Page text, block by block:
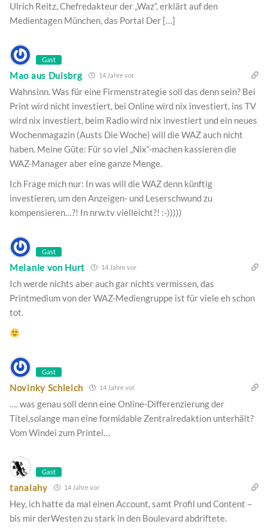
Ulrich Reitz, Chefredakteur der „Waz“, erklärt auf den
Medientagen München, das Portal Der […]
Gast
Mao aus Duisbrg 14 Jahre vor
Wahnsinn. Was für eine Firmenstrategie soll das denn sein? Bei
Print wird nicht investiert, bei Online wird nix investiert, ins TV
wird nix investiert, beim Radio wird nix investiert und ein neues
Wochenmagazin (Austs Die Woche) will die WAZ auch nicht
haben. Meine Güte: Für so viel „Nix“-machen kassieren die
WAZ-Manager aber eine ganze Menge.
Ich Frage mich nur: In was will die WAZ denn künftig
investieren, um den Anzeigen- und Leserschwund zu
kompensieren…?! In nrw.tv vielleicht?! :-)))))
Gast
Melanie von Hurt 14 Jahre vor
Ich werde nichts aber auch gar nichts vermissen, das
Printmedium von der WAZ-Mediengruppe ist für viele eh schon
tot.
Gast
Novinky Schleich 14 Jahre vor
…. was genau soll denn eine Online-Differenzierung der
Titel,solange man eine formidable Zentralredaktion unterhält?
Vom Windei zum Printei…
Gast
tanalahy 14 Jahre vor
Hey, ich hatte da mal einen Account, samt Profil und Content –
bis mir derWesten zu stark in den Boulevard abdriftete.